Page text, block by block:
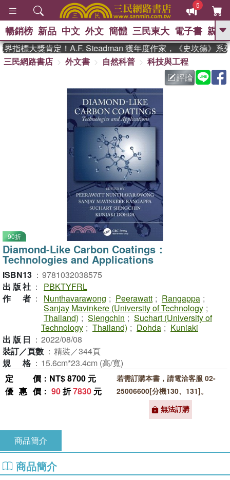
5
GO
熱搜： 東野圭吾 、 高希均教授回憶錄
父親節 、 如果歷
暑期推薦 、 國際布克
獎 臺灣漫遊錄 、 方念華
登輝時代 、 數學女孩：黎曼猜想
偉大的迷走神經
暢銷榜 新品 中文 外文 簡體 三民東大 電子書 親子
指標大獎肯定！A.F. Steadman 獲年度作家，《史坎德》系列
三民網路書店
外文書 自然科普
科技與工程
評論
90折
Diamond-Like Carbon Coatings：
Technologies and Applications
ISBN13 ： 9781032038575
出版社 ：
PBKTYFRL
作者 ： Nunthavarawong ; Peerawatt ; Rangappa ;
Sanjay Mavinkere (University of Technology ;
Thailand) ; Siengchin ; Suchart (University of
Technology ; Thailand) ; Dohda ; Kuniaki
出版日 ： 2022/08/08
裝訂／頁數 ： 精裝／344頁
規格 ： 15.6cm*23.4cm (高/寬)
定價 ：NT$ 8700 元
優惠價 ： 90折7830 元
若需訂購本書，請電洽客服 02-
25006600[分機130、131]。
無法訂購
商品簡介
商品簡介